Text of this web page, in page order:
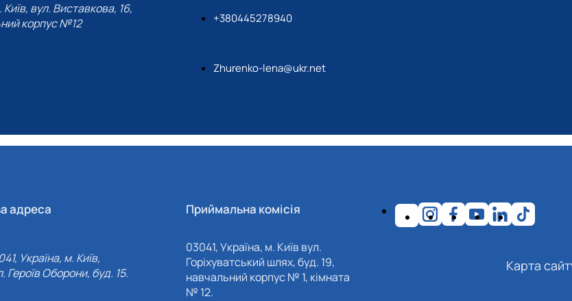
Київ, вул. Виставкова, 16,
корпус №12
+380445278940
Zhurenko-lena@ukr.net
адреса
Україна, м. Київ,
Героїв Оборони, буд. 15.
Приймальна комісія
03041, Україна, м. Київ вул.
Горіхуватський шлях, буд. 19,
навчальний корпус № 1, кімната
№ 12.
Карта